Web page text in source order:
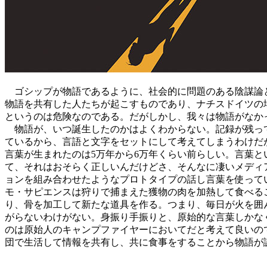
ゴシップが物語であるように、社会的に問題のある陰謀
物語を共有した人たちが起こすものであり、ナチスドイツ
というのは危険なのである。だがしかし、我々は物語がな
物語が、いつ誕生したのかはよくわからない。記録が残
ているから、言語と文字をセットにして考えてしまうわけ
言葉が生まれたのは5万年から6万年くらい前らしい。言葉
て、それはおそらく正しいんだけどさ、そんなに凄いメデ
ョンを組み合わせたようなプロトタイプの話し言葉を使っ
モ・サピエンスは狩りで捕まえた獲物の肉を加熱して食べ
り、骨を加工して新たな道具を作る。つまり、毎日が火を
がらないわけがない。身振り手振りと、原始的な言葉しか
のは原始人のキャンプファイヤーにおいてだと考えて良い
団で生活して情報を共有し、共に食事をすることから物語